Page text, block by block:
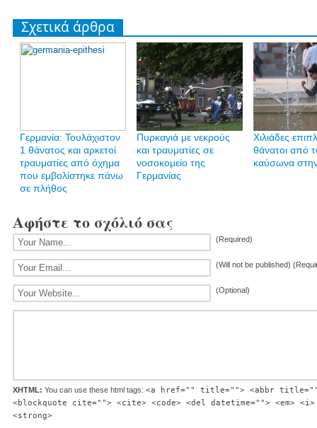
Σχετικά άρθρα
Γερμανία: Τουλάχιστον
1 θάνατος και αρκετοί
τραυματίες από όχημα
που εμβολίστηκε πάνω
σε πλήθος
Πυρκαγιά με νεκρούς
και τραυματίες σε
νοσοκομείο της
Γερμανίας
Χιλιάδες
θάνατοι από
καύσωνα
Αφήστε το σχόλιό σας
(Required)
(Will not be published)
(Optional)
XHTML: You can use these html tags: <a href="" title=""> <abbr
<blockquote cite=""> <cite> <code> <del datetime=""> <em>
<strong>